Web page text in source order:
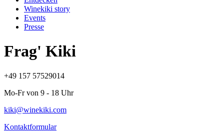
Winekiki story
Events
Presse
Frag' Kiki
+49 157 57529014
Mo-Fr von 9 - 18 Uhr
kiki@winekiki.com
Kontaktformular